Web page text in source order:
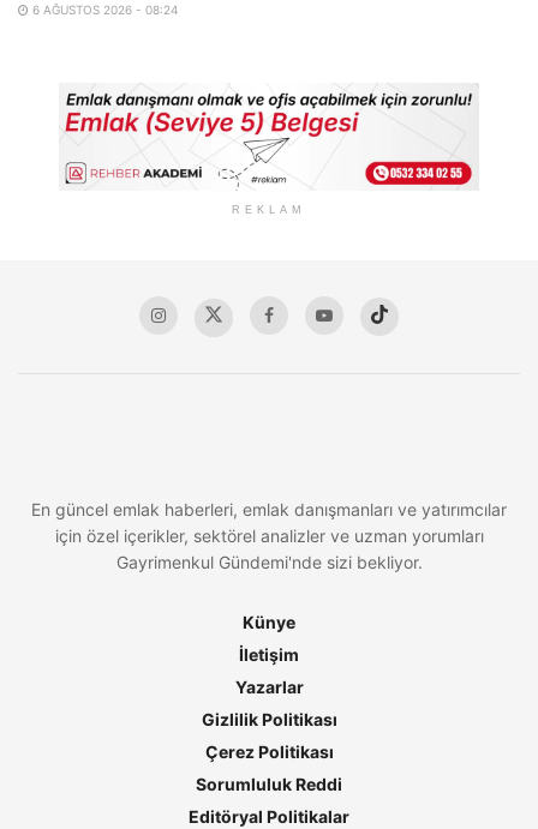
6 AĞUSTOS 2026 - 08:24
REKLAM
En güncel emlak haberleri, emlak danışmanları ve yatırımcılar
için özel içerikler, sektörel analizler ve uzman yorumları
Gayrimenkul Gündemi'nde sizi bekliyor.
Künye
İletişim
Yazarlar
Gizlilik Politikası
Çerez Politikası
Sorumluluk Reddi
Editöryal Politikalar